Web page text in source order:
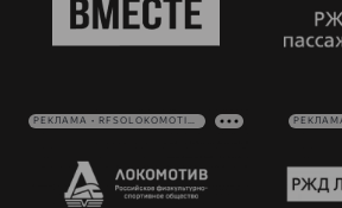
РЕКЛАМА • RFSOLOKOMOTIV.RU